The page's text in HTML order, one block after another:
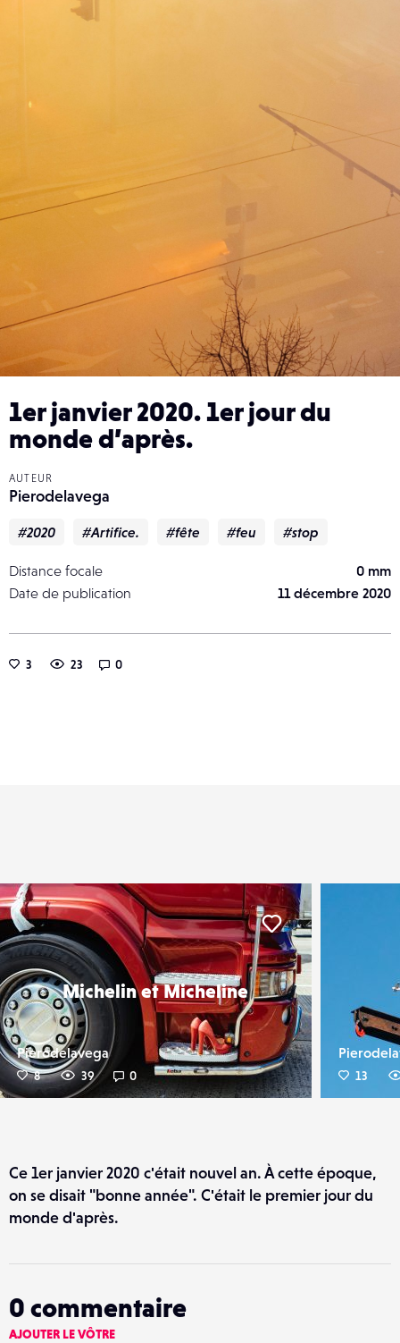
1er janvier 2020. 1er jour du
monde d’après.
AUTEUR
Pierodelavega
#2020 #Artifice. #fête #feu #stop
Distance focale
0 mm
Date de publication
11 décembre 2020
3 23 0
Michelin et Micheline
Pierodelavega
8 39 0
Liker
13
Ce 1er janvier 2020 c'était nouvel an. À cette époque,
on se disait "bonne année". C'était le premier jour du
monde d'après.
0 commentaire
AJOUTER LE VÔTRE